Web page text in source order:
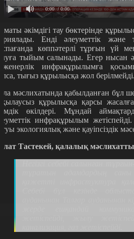
0:00 / 0:00
әкімдігі тау бөктерінде
Енді әлеуметтік және
көппәтерлі тұрғын үй
тыйым салынады. Егер нысан
инфрақұрылымға
тығыз құрылысқа жол берілмейді.
мәслихатында қабылданған бұл
құрылысқа қарсы
өкілдері. Мұндай
инфрақұрылым
экологиялық және қауіпсіздік
Тастекей, қалалық